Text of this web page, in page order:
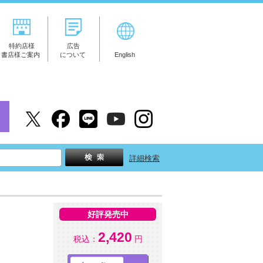
特約店様
書店様ご案内
広告
について
English
詳細検索
好評発売中
税込： 2,420 円